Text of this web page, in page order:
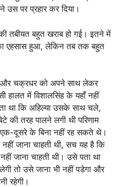
उस पर प्रहार कर दिया।
तबीयत बहुत खराब हो गई। इतने में
एहसास हुआ, लेकिन तब तक बहुत
और चक्रधर को अपने साथ लेकर
में विशालसिंह के यहाँ नहीं
था कि अहिल्या उसके साथ चले,
की तरह पालने लगी थी परिणाम
दूसरे के बिना नहीं रह सकते थे।
जाना चाहती थी, सच यह है कि
जाना चाहती थी। उसे पता था
तो उसे जाना भी नहीं पडेगा और
रहेगी।